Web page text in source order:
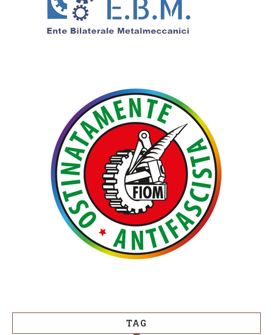
TAG